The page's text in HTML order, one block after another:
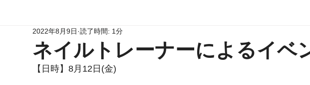
ネイルトレーナーによるイベ
2022年8月9日 読了時間: 1分
【日時】8月12日(金)